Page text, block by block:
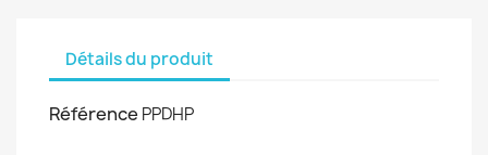
Détails du produit
Référence PPDHP